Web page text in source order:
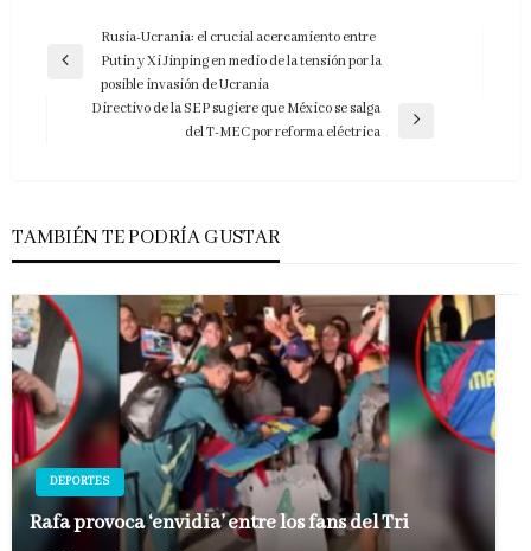
Navegación
de
entradas
Rusia-Ucrania: el crucial acercamiento entre
Putin y Xi Jinping en medio de la tensión por la
posible invasión de Ucrania
Directivo de la SEP sugiere que México se salga
del T-MEC por reforma eléctrica
TAMBIÉN TE PODRÍA GUSTAR
DEPORTES
Rafa provoca ‘envidia’ entre los fans del Tri